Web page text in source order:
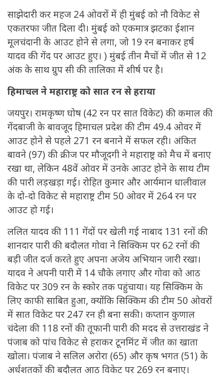
साझेदारी कर महज 24 ओवरों में ही मुंबई को नौ विकेट से
एकतरफा जीत दिला दी। मुंबई को एकमात्र झटका ईशान
मूलचंदानी के आउट होने से लगा, जो 19 रन बनाकर हर्ष
यादव की गेंद पर आउट हुए। ) मुंबई तीन मैचों में जीत से 12
अंक के साथ ग्रुप सी की तालिका में शीर्ष पर है।
हिमाचल ने महाराष्ट्र को सात रन से हराया
जयपुर। रामकृष्ण घोष (42 रन पर सात विकेट) की कमाल की
गेंदबाजी के बावजूद हिमाचल प्रदेश की टीम 49.4 ओवर में
आउट होने से पहले 271 रन बनाने में सफल रही। अंकित
बावने (97) की क्रीज पर मौजूदगी ने महाराष्ट्र को मैच में बनाए
रखा था, लेकिन 48वें ओवर में उनके आउट होने के साथ टीम
की पारी लड़खड़ा गई। रोहित कुमार और आर्यमान धालीवाल
के दो-दो विकेट से महाराष्ट्र टीम 50 ओवर में 264 रन पर
आउट हो गई।
ललित यादव की 111 गेंदों पर खेली गई नाबाद 131 रनों की
शानदार पारी की बदौलत गोवा ने सिक्किम पर 62 रनों की
बड़ी जीत दर्ज करते हुए अपना अजेय अभियान जारी रखा।
यादव ने अपनी पारी में 14 चौके लगाए और गोवा को आठ
विकेट पर 309 रन के स्कोर तक पहुंचाया। यह सिक्किम के
लिए काफी साबित हुआ, क्योंकि सिक्किम की टीम 50 ओवरों
में सात विकेट पर 247 रन ही बना सकी। कप्तान कुणाल
चंदेला की 118 रनों की तूफानी पारी की मदद से उत्तराखंड ने
पंजाब को पांच विकेट से हराकर टूनमिंट में जीत का खाता
खोला। पंजाब ने सलिल अरोरा (65) और कृष भगत (51) के
अर्धशतकों की बदौलत आठ विकेट पर 269 रन बनाए।